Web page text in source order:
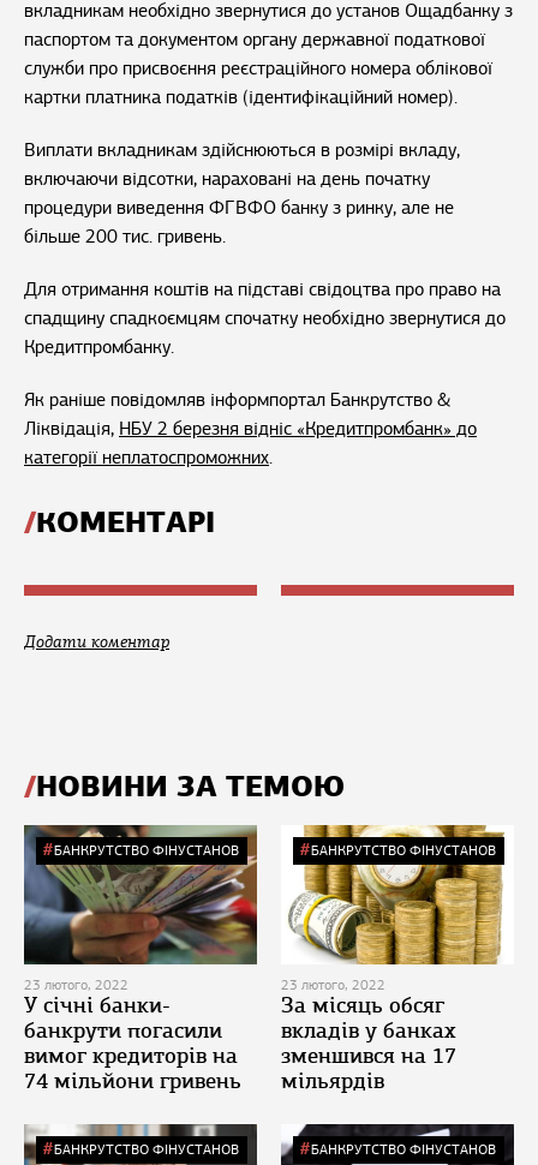
вкладникам необхідно звернутися до установ Ощадбанку з
паспортом та документом органу державної податкової
служби про присвоєння реєстраційного номера облікової
картки платника податків (ідентифікаційний номер).
Виплати вкладникам здійснюються в розмірі вкладу,
включаючи відсотки, нараховані на день початку
процедури виведення ФГВФО банку з ринку, але не
більше 200 тис. гривень.
Для отримання коштів на підставі свідоцтва про право на
спадщину спадкоємцям спочатку необхідно звернутися до
Кредитпромбанку.
Як раніше повідомляв інформпортал Банкрутство &
Ліквідація, НБУ 2 березня відніс «Кредитпромбанк» до
категорії неплатоспроможних.
КОМЕНТАРІ
Додати коментар
НОВИНИ ЗА ТЕМОЮ
БАНКРУТСТВО ФІНУСТАНОВ
23 лютого, 2022
У січні банки-
банкрути погасили
вимог кредиторів на
74 мільйони гривень
БАНКРУТСТВО ФІНУСТАНОВ
23 лютого, 2022
За місяць обсяг
вкладів у банках
зменшився на 17
мільярдів
БАНКРУТСТВО ФІНУСТАНОВ БАНКРУТСТВО ФІНУСТАНОВ